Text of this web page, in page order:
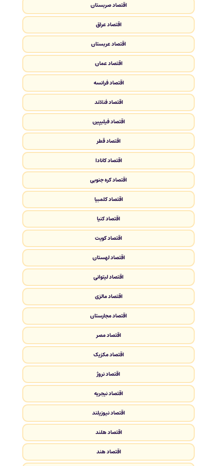
اقتصاد صربستان
اقتصاد عراق
اقتصاد عربستان
اقتصاد عمان
اقتصاد فرانسه
اقتصاد فنلاند
اقتصاد فیلیپین
اقتصاد قطر
اقتصاد کانادا
اقتصاد کره جنوبی
اقتصاد کلمبیا
اقتصاد کنیا
اقتصاد کویت
اقتصاد لهستان
اقتصاد لیتوانی
اقتصاد مالزی
اقتصاد مجارستان
اقتصاد مصر
اقتصاد مکزیک
اقتصاد نروژ
اقتصاد نیجریه
اقتصاد نیوزیلند
اقتصاد هلند
اقتصاد هند